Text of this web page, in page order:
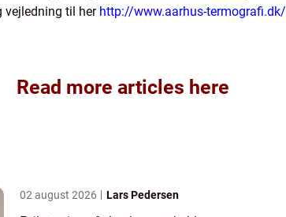
vejledning til her http://www.aarhus-termografi.dk/
Read more articles here
02 august 2026 Lars Pedersen